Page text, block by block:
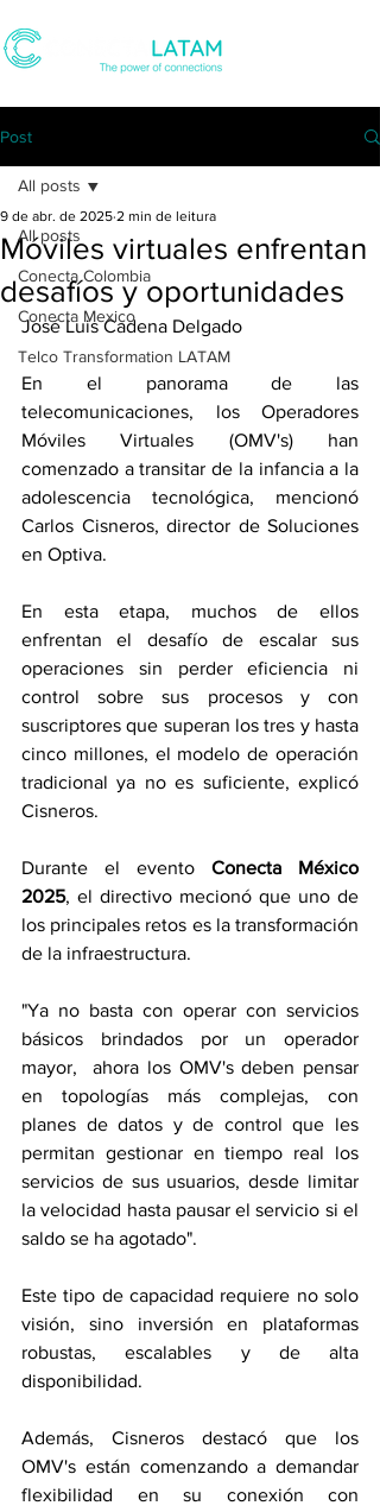
Post
All posts
Conecta Colombia
Conecta Mexico
Telco Transformation LATAM
All posts
Móviles virtuales enfrentan
desafíos y oportunidades
9 de abr. de 2025 2 min de leitura
José Luis Cadena Delgado
En el panorama de las
telecomunicaciones, los Operadores
Móviles Virtuales (OMV's) han
comenzado a transitar de la infancia a la
adolescencia tecnológica, mencionó
Carlos Cisneros, director de Soluciones
en Optiva.
En esta etapa, muchos de ellos
enfrentan el desafío de escalar sus
operaciones sin perder eficiencia ni
control sobre sus procesos y con
suscriptores que superan los tres y hasta
cinco millones, el modelo de operación
tradicional ya no es suficiente, explicó
Cisneros.
Durante el evento Conecta México
2025, el directivo mecionó que uno de
los principales retos es la transformación
de la infraestructura.
"Ya no basta con operar con servicios
básicos brindados por un operador
mayor,  ahora los OMV's deben pensar
en topologías más complejas, con
planes de datos y de control que les
permitan gestionar en tiempo real los
servicios de sus usuarios, desde limitar
la velocidad hasta pausar el servicio si el
saldo se ha agotado".
Este tipo de capacidad requiere no solo
visión, sino inversión en plataformas
robustas, escalables y de alta
disponibilidad.
Además, Cisneros destacó que los
OMV's están comenzando a demandar
flexibilidad en su conexión con